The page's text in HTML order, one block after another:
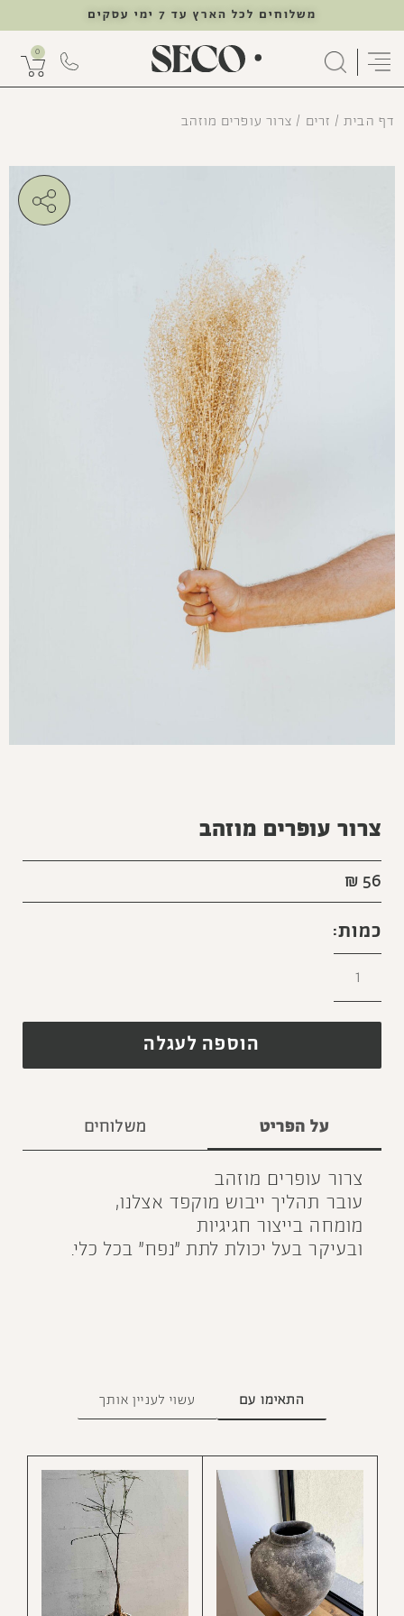
משלוחים לכל הארץ עד 7 ימי עסקים
0
דף הבית/ זרים / צרור עופרים מוזהב
צרור עופרים מוזהב
₪56
הוספה לעגלה
על הפריט משלוחים
צרור עופרים מוזהב
עובר תהליך ייבוש מוקפד אצלנו,
מומחה בייצור חגיגיות
ובעיקר בעל יכולת לתת ״נפח״ בכל כלי.
התאימו עם עשוי לעניין אותך